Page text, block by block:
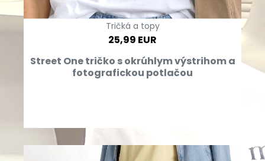
Tričká a topy
25,99 EUR
Street One tričko s okrúhlym výstrihom a
fotografickou potlačou